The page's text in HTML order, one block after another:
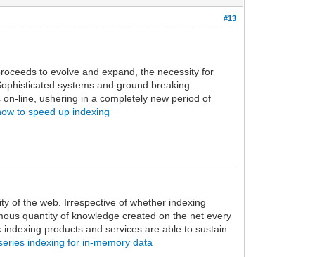
#13
to evolve and expand, the necessity for
systems and ground breaking
line, ushering in a completely new period of
to speed up indexing
of the web. Irrespective of whether indexing
quantity of knowledge created on the net every
products and services are able to sustain
indexing for in-memory data